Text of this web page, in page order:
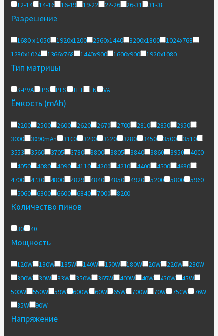
12-14 14-16 16-19 19-22 22-26 26-31 31-38
Разрешение
1680 x 1050 1920x1200 2560x1440 3200x1800
1024x768
1280x1024
1366x768 1440x900 1600x900 1920x1080
Тип матрицы
S-PVA IPS PLS TFT TN VA
Ёмкость (mAh)
2200 2500 2600 2620 2670 2700 2810 2850
2950
3000
3090mAh 3100 3200 3220 3280 3450 3500
3510
3553
3560 3705 3780 3800 3805 3840 3860 3950
4000
4050
4080 4090 4110 4200 4210 4400 4500
4680
4700
4730 4800 4829 4840 4850 4920 5200 5800
5960
6060
6300 6600 6840 7000 8200
Количество пинов
30 40
Мощность
120W 130W 135W 140W 150W 180W 20W 220W
230W
300W
30W 33W 350W 365W 400W 40W 450W
45W
500W
550W 59W 600W 60W 65W 700W 70W 750W
76W
85W
90W
Напряжение